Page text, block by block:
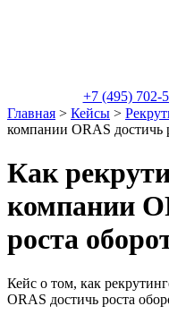
+7 (495) 702-
Главная > Кейсы >
компании ORAS достичь
Как
компании
роста
Кейс о том, как
ORAS достичь роста